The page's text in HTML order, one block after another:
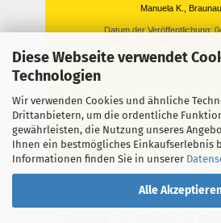
Diese Webseite verwendet
Technologien
Wir verwenden Cookies und ähnliche
Drittanbietern, um die ordentliche
gewährleisten, die Nutzung unseres
Ihnen ein bestmögliches Einkaufserlebnis
Informationen finden Sie in unserer
Alle
Manuela K., Braunau
Datum der Veröffentlichung:
1,274